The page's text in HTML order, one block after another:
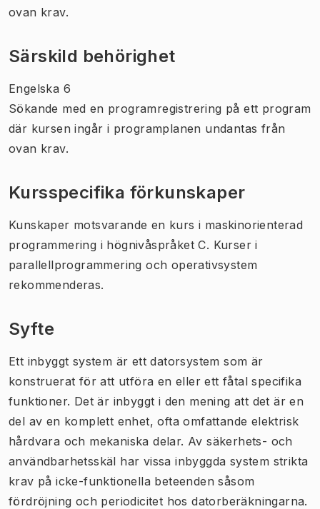
ovan krav.
Särskild behörighet
Engelska 6
Sökande med en programregistrering på ett program
där kursen ingår i programplanen undantas från
ovan krav.
Kursspecifika förkunskaper
Kunskaper motsvarande en kurs i maskinorienterad
programmering i högnivåspråket C. Kurser i
parallellprogrammering och operativsystem
rekommenderas.
Syfte
Ett inbyggt system är ett datorsystem som är
konstruerat för att utföra en eller ett fåtal specifika
funktioner. Det är inbyggt i den mening att det är en
del av en komplett enhet, ofta omfattande elektrisk
hårdvara och mekaniska delar. Av säkerhets- och
användbarhetsskäl har vissa inbyggda system strikta
krav på icke-funktionella beteenden såsom
fördröjning och periodicitet hos datorberäkningarna.